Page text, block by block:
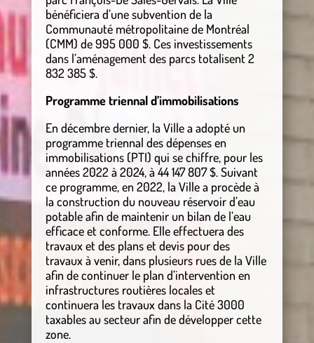
bénéficiera d’une subvention de la
Communauté métropolitaine de Montréal
(CMM) de 995 000 $. Ces investissements
dans l’aménagement des parcs totalisent 2
832 385 $.
Programme triennal d’immobilisations
En décembre dernier, la Ville a adopté un
programme triennal des dépenses en
immobilisations (PTI) qui se chiffre, pour les
années 2022 à 2024, à 44 147 807 $. Suivant
ce programme, en 2022, la Ville a procède à
la construction du nouveau réservoir d’eau
potable afin de maintenir un bilan de l’eau
efficace et conforme. Elle effectuera des
travaux et des plans et devis pour des
travaux à venir, dans plusieurs rues de la Ville
afin de continuer le plan d’intervention en
infrastructures routières locales et
continuera les travaux dans la Cité 3000
taxables au secteur afin de développer cette
zone.